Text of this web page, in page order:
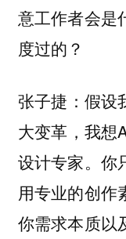
意工作者会是
度过的？
张子捷 ：假
大变革，我想
设计专家。你
用专业的创作
你需求本质以